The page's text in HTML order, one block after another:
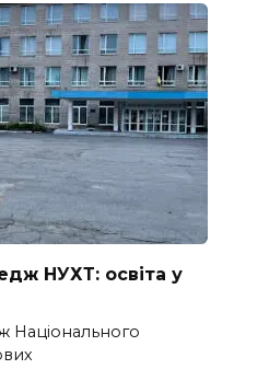
НУХТ: освіта у
Національного